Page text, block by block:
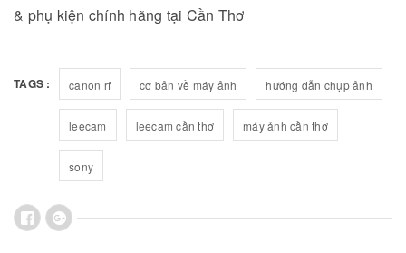
& phụ kiện chính hãng tại Cần Thơ
TAGS : canon rf cơ bản về máy ảnh hướng dẫn chụp ảnh
leecam leecam cần thơ máy ảnh cần thơ
sony